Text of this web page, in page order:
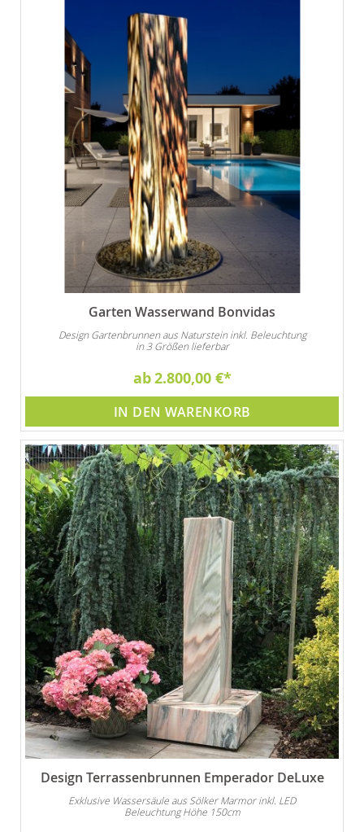
Garten Wasserwand Bonvidas
Design Gartenbrunnen aus Naturstein inkl. Beleuchtung
in 3 Größen lieferbar
ab2.800,00 €
IN DEN WARENKORB
Design Terrassenbrunnen Emperador DeLuxe
Exklusive Wassersäule aus Sölker Marmor inkl. LED
Beleuchtung Höhe 150cm